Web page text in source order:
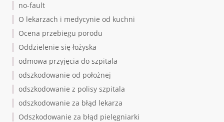
no-fault
O lekarzach i medycynie od kuchni
Ocena przebiegu porodu
Oddzielenie się łożyska
odmowa przyjęcia do szpitala
odszkodowanie od położnej
odszkodowanie z polisy szpitala
odszkodowanie za błąd lekarza
Odszkodowanie za błąd pielęgniarki